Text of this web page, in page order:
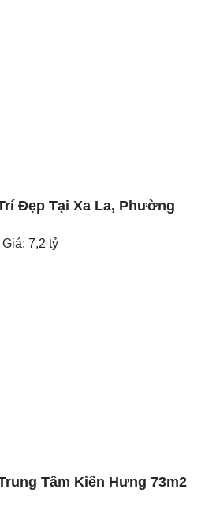
Đẹp Tại Xa La, Phường
Giá: 7,2 tỷ
Tâm Kiến Hưng 73m2